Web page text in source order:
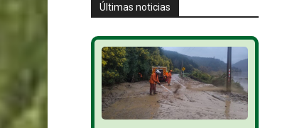
Últimas noticias